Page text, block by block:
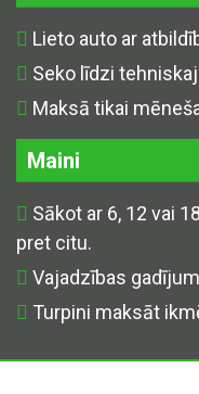
Lieto auto ar
Seko līdzi
Maksā tikai
Maini
Sākot ar 6, 12 vai
pret citu.
Vajadzības
Turpini maksāt